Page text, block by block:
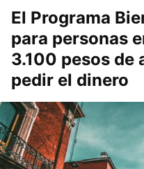
El Programa
para personas
3.100 pesos de
pedir el dinero